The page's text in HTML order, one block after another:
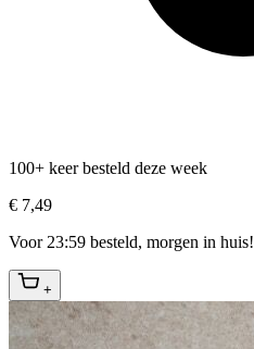
100+ keer besteld deze week
€ 7,49
Voor 23:59 besteld, morgen in huis!
+